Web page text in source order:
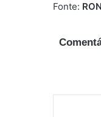
Fonte: